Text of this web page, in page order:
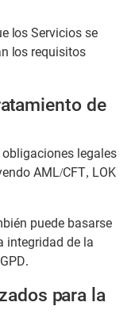
los Servicios se
los requisitos
de
legales
AML/CFT, LOK
puede basarse
integridad de la
para la